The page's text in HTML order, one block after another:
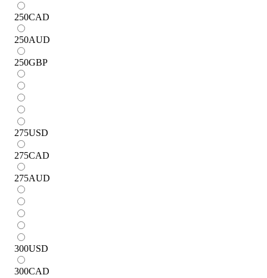
250CAD
250AUD
250GBP
275USD
275CAD
275AUD
300USD
300CAD